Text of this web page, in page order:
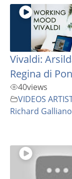
Vivaldi:
Regina di
40views
VIDEOS
Richard Galliano